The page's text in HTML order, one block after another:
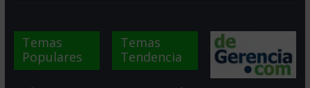
Temas
Populares
Temas
Tendencia